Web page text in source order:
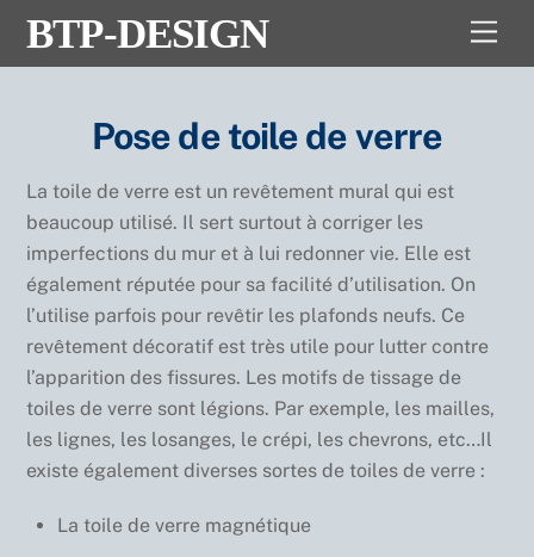
BTP-DESIGN
Pose de toile de verre
La toile de verre est un revêtement mural qui est
beaucoup utilisé. Il sert surtout à corriger les
imperfections du mur et à lui redonner vie. Elle est
également réputée pour sa facilité d’utilisation. On
l’utilise parfois pour revêtir les plafonds neufs. Ce
revêtement décoratif est très utile pour lutter contre
l’apparition des fissures. Les motifs de tissage de
toiles de verre sont légions. Par exemple, les mailles,
les lignes, les losanges, le crépi, les chevrons, etc…Il
existe également diverses sortes de toiles de verre :
La toile de verre magnétique